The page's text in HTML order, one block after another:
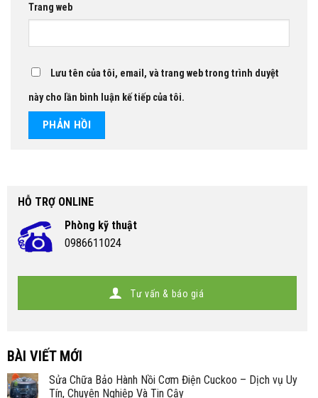
Trang web
Lưu tên của tôi, email, và trang web trong trình duyệt
này cho lần bình luận kế tiếp của tôi.
HỖ TRỢ ONLINE
Phòng kỹ thuật
0986611024
Tư vấn & báo giá
BÀI VIẾT MỚI
Sửa Chữa Bảo Hành Nồi Cơm Điện Cuckoo – Dịch vụ Uy
Tín, Chuyên Nghiệp Và Tin Cậy